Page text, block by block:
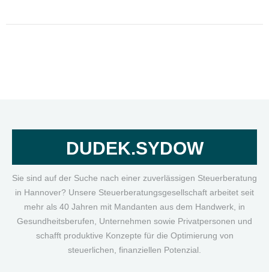
DUDEK.SYDOW
Sie sind auf der Suche nach einer zuverlässigen Steuerberatung
in Hannover? Unsere Steuerberatungsgesellschaft arbeitet seit
mehr als 40 Jahren mit Mandanten aus dem Handwerk, in
Gesundheitsberufen, Unternehmen sowie Privatpersonen und
schafft produktive Konzepte für die Optimierung von
steuerlichen, finanziellen Potenzial.